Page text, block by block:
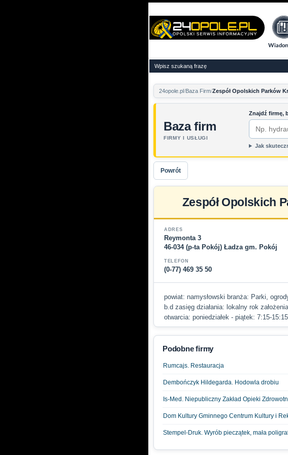
24opole.pl Baza Firm Zespół Opolskich Parków
Baza firm
FIRMY I USŁUGI
Znajdź firmę,
Jak
Powrót
Zespół Opolskich
ADRES
Reymonta 3
46-034 (p-ta Pokój) Ładza gm. Pokój
TELEFON
(0-77) 469 35 50
powiat: namysłowski branża: Parki,
b.d zasięg działania: lokalny rok
otwarcia: poniedziałek - piątek: 7:15-15:15
Podobne firmy
Rumcajs. Restauracja
Dembończyk Hildegarda. Hodowla drobiu
Is-Med. Niepubliczny Zakład Opieki
Dom Kultury Gminnego Centrum Kultury i
Stempel-Druk. Wyrób pieczątek, mała